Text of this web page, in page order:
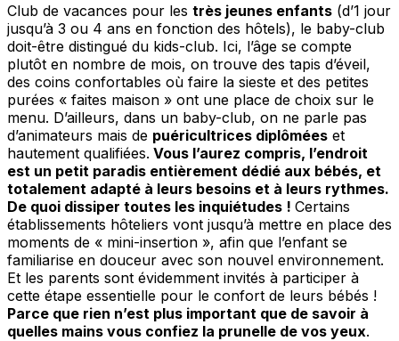
Club de vacances pour les très jeunes enfants (d’1 jour
jusqu’à 3 ou 4 ans en fonction des hôtels), le baby-club
doit-être distingué du kids-club. Ici, l’âge se compte
plutôt en nombre de mois, on trouve des tapis d’éveil,
des coins confortables où faire la sieste et des petites
purées « faites maison » ont une place de choix sur le
menu. D’ailleurs, dans un baby-club, on ne parle pas
d’animateurs mais de puéricultrices diplômées et
hautement qualifiées. Vous l’aurez compris, l’endroit
est un petit paradis entièrement dédié aux bébés, et
totalement adapté à leurs besoins et à leurs rythmes.
De quoi dissiper toutes les inquiétudes ! Certains
établissements hôteliers vont jusqu’à mettre en place des
moments de « mini-insertion », afin que l’enfant se
familiarise en douceur avec son nouvel environnement.
Et les parents sont évidemment invités à participer à
cette étape essentielle pour le confort de leurs bébés !
Parce que rien n’est plus important que de savoir à
quelles mains vous confiez la prunelle de vos yeux.